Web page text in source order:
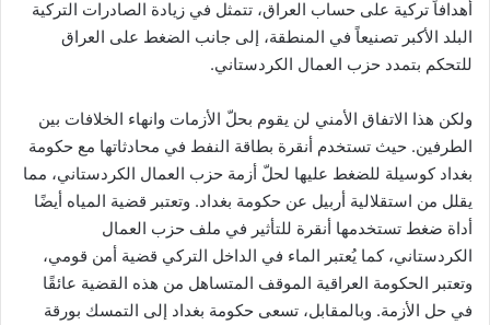
أهدافاً تركية على حساب العراق، تتمثل في زيادة الصادرات التركية
البلد الأكبر تصنيعاً في المنطقة، إلى جانب الضغط على العراق
للتحكم بتمدد حزب العمال الكردستاني.
ولكن هذا الاتفاق الأمني لن يقوم بحلّ الأزمات وانهاء الخلافات بين
الطرفين. حيث تستخدم أنقرة بطاقة النفط في محادثاتها مع حكومة
بغداد كوسيلة للضغط عليها لحلّ أزمة حزب العمال الكردستاني، مما
يقلل من استقلالية أربيل عن حكومة بغداد. وتعتبر قضية المياه أيضًا
أداة ضغط تستخدمها أنقرة للتأثير في ملف حزب العمال
الكردستاني، كما يُعتبر الماء في الداخل التركي قضية أمن قومي،
وتعتبر الحكومة العراقية الموقف المتساهل من هذه القضية عائقًا
في حل الأزمة. وبالمقابل، تسعى حكومة بغداد إلى التمسك بورقة